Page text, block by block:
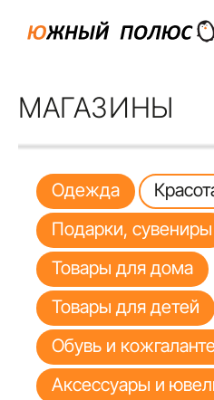
МАГАЗИНЫ
Одежда
Подарки, сувениры
Товары для дома
Товары для детей
Обувь и
Аксессуары и